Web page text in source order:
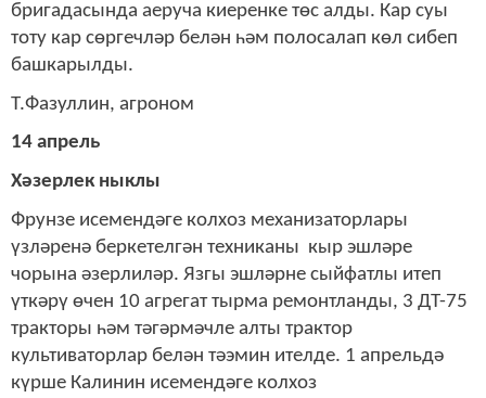
бригадасында аеруча киеренке төс алды. Кар суы
тоту кар сөргечләр белән һәм полосалап көл сибеп
башкарылды.
Т.Фазуллин, агроном
14 апрель
Хәзерлек ныклы
Фрунзе исемендәге колхоз механизаторлары
үзләренә беркетелгән техниканы кыр эшләре
чорына әзерлиләр. Язгы эшләрне сыйфатлы итеп
үткәрү өчен 10 агрегат тырма ремонтланды, 3 ДТ-75
тракторы һәм тәгәрмәчле алты трактор
культиваторлар белән тәэмин ителде. 1 апрельдә
күрше Калинин исемендәге колхоз